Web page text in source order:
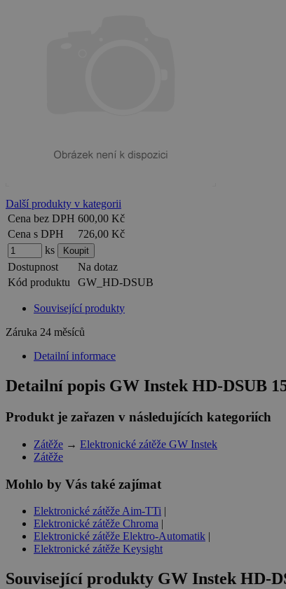
Další produkty v kategorii
Cena bez DPH 600,00 Kč
Cena s DPH
726,00 Kč
ks
Dostupnost
Na dotaz
Kód produktu
GW_HD-DSUB
Související produkty
Záruka 24 měsíců
Detailní informace
Detailní popis GW Instek HD-DSUB
Produkt je zařazen v následujících kategoriích
Zátěže → Elektronické zátěže GW Instek
Zátěže
Mohlo by Vás také zajímat
Elektronické zátěže Aim-TTi |
Elektronické zátěže Chroma |
Elektronické zátěže Elektro-Automatik |
Elektronické zátěže Keysight
Související produkty GW Instek HD-